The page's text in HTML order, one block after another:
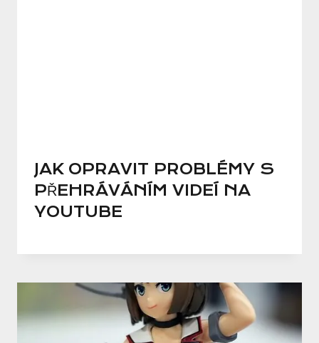
JAK OPRAVIT PROBLÉMY S
PŘEHRÁVÁNÍM VIDEÍ NA
YOUTUBE